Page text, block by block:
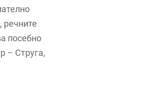
речните
посебно
– Струга,